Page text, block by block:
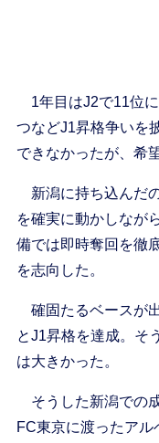
1年目はJ2で11位
つなどJ1昇格争いを
できなかったが、希
新潟に持ち込んだ
を確実に動かしなが
備では即時奪回を徹
を志向した。
確固たるベースが
とJ1昇格を達成。そ
は大きかった。
そうした新潟での
FC東京に渡ったア